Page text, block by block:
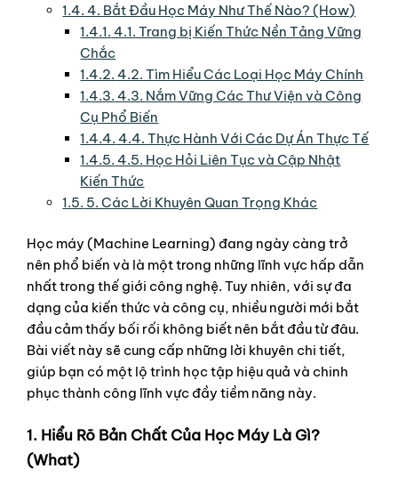
1.4. 4. Bắt Đầu Học Máy Như Thế Nào? (How)
1.4.1. 4.1. Trang bị Kiến Thức Nền Tảng Vững
Chắc
1.4.2. 4.2. Tìm Hiểu Các Loại Học Máy Chính
1.4.3. 4.3. Nắm Vững Các Thư Viện và Công
Cụ Phổ Biến
1.4.4. 4.4. Thực Hành Với Các Dự Án Thực Tế
1.4.5. 4.5. Học Hỏi Liên Tục và Cập Nhật
Kiến Thức
1.5. 5. Các Lời Khuyên Quan Trọng Khác
Học máy (Machine Learning) đang ngày càng trở
nên phổ biến và là một trong những lĩnh vực hấp dẫn
nhất trong thế giới công nghệ. Tuy nhiên, với sự đa
dạng của kiến thức và công cụ, nhiều người mới bắt
đầu cảm thấy bối rối không biết nên bắt đầu từ đâu.
Bài viết này sẽ cung cấp những lời khuyên chi tiết,
giúp bạn có một lộ trình học tập hiệu quả và chinh
phục thành công lĩnh vực đầy tiềm năng này.
1. Hiểu Rõ Bản Chất Của Học Máy Là Gì?
(What)